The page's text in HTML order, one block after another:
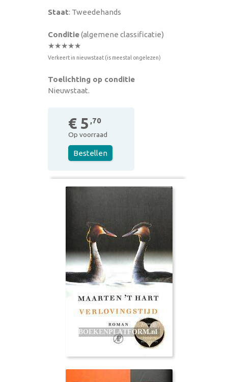
Staat: Tweedehands
Conditie(algemene classificatie)
★★★★★
Verkeert in nieuwstaat (is meestal ongelezen)
Toelichting op conditie
Nieuwstaat.
€ 5 ,70
Op voorraad
Bestellen